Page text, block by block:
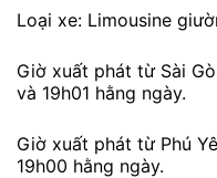
Loại xe: Limousine
Giờ xuất phát từ Sài
và 19h01 hằng ngày.
Giờ xuất phát từ Phú
19h00 hằng ngày.